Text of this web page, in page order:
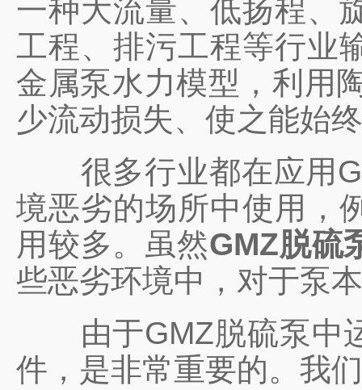
一种大流量、低扬程、
工程、排污工程等行业
金属泵水力模型，利用
少流动损失、使之能始
很多行业都在应用
境恶劣的场所中使用，
用较多。虽然GMZ脱硫
些恶劣环境中，对于泵
由于GMZ脱硫泵中运
件，是非常重要的。我